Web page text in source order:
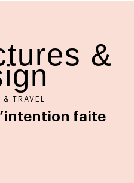
&
& TRAVEL
faite